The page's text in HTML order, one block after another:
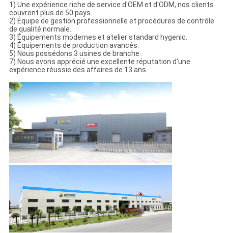
1) Une expérience riche de service d'OEM et d'ODM, nos clients
couvrent plus de 50 pays.
2) Équipe de gestion professionnelle et procédures de contrôle
de qualité normale.
3) Équipements modernes et atelier standard hygenic.
4) Équipements de production avancés.
5) Nous possédons 3 usines de branche.
7) Nous avons apprécié une excellente réputation d'une
expérience réussie des affaires de 13 ans.